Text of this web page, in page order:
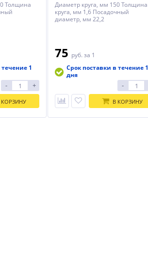
Толщина
1
- +
КОРЗИНУ
Диаметр круга, мм 150 Толщина
круга, мм 1,6 Посадочный
диаметр, мм 22,2
75 руб. за 1
Срок поставки в течение 1
дня
-
В КОРЗИНУ